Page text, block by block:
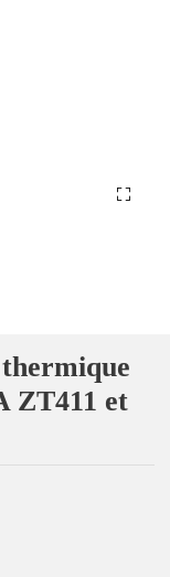
ZT411 et